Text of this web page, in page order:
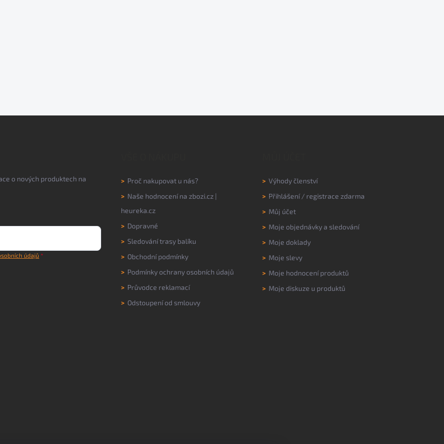
o nových produktech na
údajů
> Proč nakupovat u nás?
> Naše hodnocení na zbozi.cz |
heureka.cz
> Dopravné
> Sledování trasy balíku
> Obchodní podmínky
> Podmínky ochrany osobních údajů
> Průvodce reklamací
> Odstoupení od smlouvy
> Výhody členství
> Přihlášení/ registrace zdarma
> Můj účet
> Moje objednávky a sledování
> Moje doklady
> Moje slevy
> Moje hodnocení produktů
> Moje diskuze u produktů